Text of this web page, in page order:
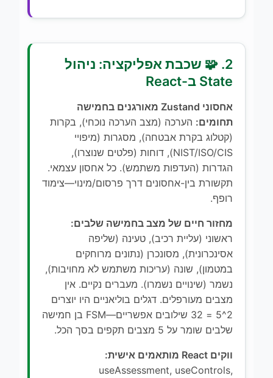
2. 🧩 שכבת אפליקציה: ניהול
State ב-React
אחסוני Zustand מאורגנים בחמישה
תחומים: הערכה (מצב הערכה נוכחי), בקרות
(קטלוג בקרת אבטחה), מסגרות (מיפויי
NIST/ISO/CIS), דוחות (פלטים שנוצרו),
הגדרות (העדפות משתמש). כל אחסון עצמאי.
תקשורת בין-אחסונים דרך פרסום/מינוי—צימוד
רופף.
מחזור חיים של מצב בחמישה שלבים:
ראשוני (עליית רכיב), טעינה (שליפה
אסינכרונית), מסונכרן (נתונים מרוחקים
במטמון), שונה (עריכות משתמש לא מחויבות),
נשמר (שינויים נשמרו). מעברים נקיים. אין
מצבים מעורפלים. דגלים בוליאניים היו יוצרים
2^5 = 32 שילובים אפשריים—FSM בן חמישה
שלבים שומר על 5 מצבים תקפים בסך הכל.
ווקים React מותאמים אישית:
useAssessment, useControls,